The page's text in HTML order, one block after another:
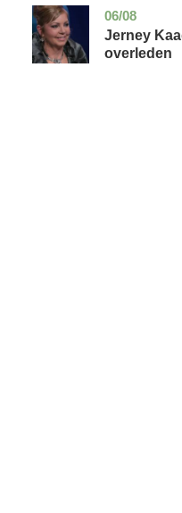
06/08
noord-
holland
glossy
Jerney
overleden